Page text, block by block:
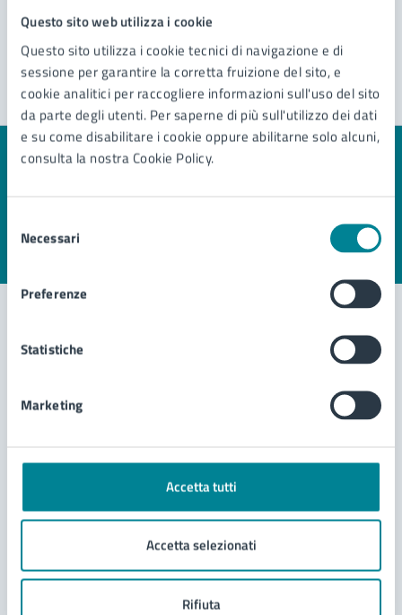
Questo sito web utilizza i cookie
Questo sito utilizza i cookie tecnici di navigazione e di
sessione per garantire la corretta fruizione del sito, e
cookie analitici per raccogliere informazioni sull'uso del sito
da parte degli utenti. Per saperne di più sull'utilizzo dei dati
e su come disabilitare i cookie oppure abilitarne solo alcuni,
consulta la nostra Cookie Policy.
delNecessari
Preferenze
Statistiche
Marketing
Accetta tutti
Accetta selezionati
Rifiuta
Quanto sono chiare le informazioni su questa
Contatta il comune
Leggi le domande frequenti
Problemi in città
Segnala disservizio